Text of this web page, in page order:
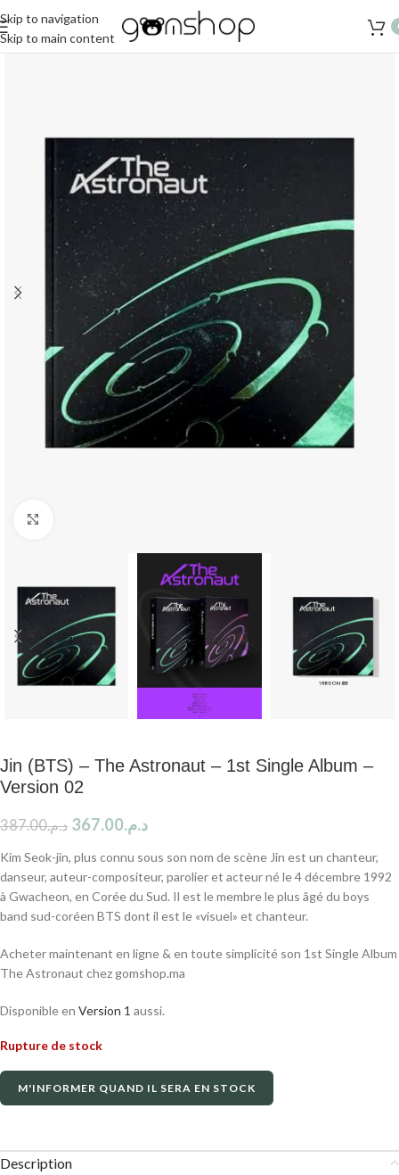
Skip to navigation
Skip to main content
Jin (BTS) – The Astronaut – 1st Single Album –
Version 02
د.م.387.00 د.م.367.00
Kim Seok-jin, plus connu sous son nom de scène Jin est un chanteur,
danseur, auteur-compositeur, parolier et acteur né le 4 décembre 1992
à Gwacheon, en Corée du Sud. Il est le membre le plus âgé du boys
band sud-coréen BTS dont il est le «visuel» et chanteur.
Acheter maintenant en ligne & en toute simplicité son 1st Single Album
The Astronaut chez gomshop.ma
Disponible en Version 1 aussi.
Rupture de stock
M'INFORMER QUAND IL SERA EN STOCK
Description